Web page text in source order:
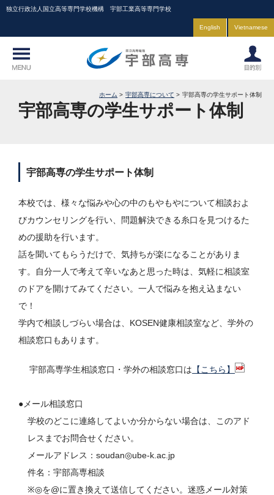
独立行政法人国立高等専門学校機構 宇部工業高等専門学校
English Vietnamese
ホーム 宇部高専について 宇部高専の学生サポート体制
宇部高専の学生サポート体制
宇部高専の学生サポート体制
本校では、様々な悩みや心の中のもやもやについて相談およ
びカウンセリングを行い、問題解決できる糸口を見つけるた
めの援助を行います。
話を聞いてもらうだけで、気持ちが楽になることがありま
す。自分一人で考えて辛いなあと思った時は、気軽に相談室
のドアを開けてみてください。一人で悩みを抱え込まない
で！
学内で相談しづらい場合は、KOSEN健康相談室など、学外の
相談窓口もあります。
宇部高専学生相談窓口・学外の相談窓口は 【こちら】
●メール相談窓口
学校のどこに連絡してよいか分からない場合は、このアド
レスまでお問合せください。
メールアドレス：soudan◎ube-k.ac.jp
件名：宇部高専相談
※◎を@に置き換えて送信してください。迷惑メール対策